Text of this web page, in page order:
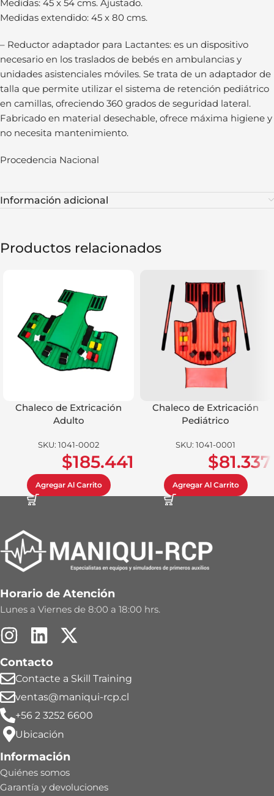
Medidas: 45 x 54 cms. Ajustado.
Medidas extendido: 45 x 80 cms.
– Reductor adaptador para Lactantes: es un dispositivo
necesario en los traslados de bebés en ambulancias y
unidades asistenciales móviles. Se trata de un adaptador de
talla que permite utilizar el sistema de retención pediátrico
en camillas, ofreciendo 360 grados de seguridad lateral.
Fabricado en material desechable, ofrece máxima higiene y
no necesita mantenimiento.
Procedencia Nacional
Información adicional
Productos relacionados
Chaleco de Extricación
Adulto
SKU: 1041-0002
$185.441
Agregar Al Carrito
Chaleco de Extricación
Pediátrico
SKU: 1041-0001
$81.337
Agregar Al Carrito
Horario de Atención
Lunes a Viernes de 8:00 a 18:00 hrs.
Contacto
Contacte a Skill Training
ventas@maniqui-rcp.cl
+56 2 3252 6600
Ubicación
Información
Quiénes somos
Garantía y devoluciones